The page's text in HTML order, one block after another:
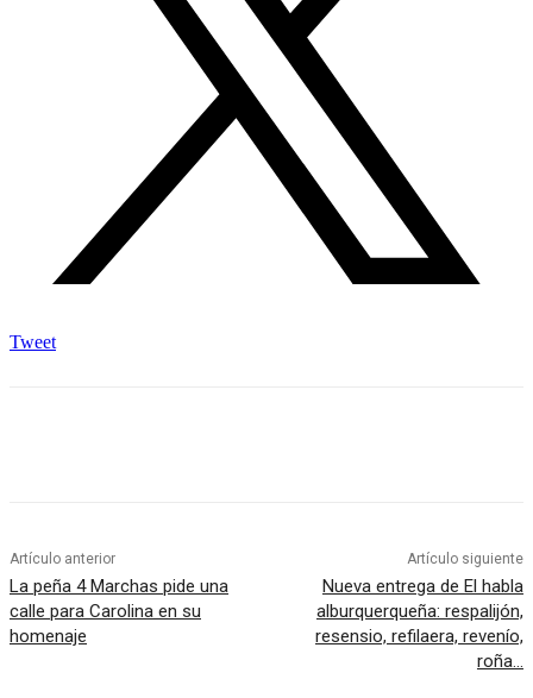
Tweet
Artículo anterior
La peña 4 Marchas pide una
calle para Carolina en su
homenaje
Artículo siguiente
Nueva entrega de El habla
alburquerqueña: respalijón,
resensio, refilaera, revenío,
roña…